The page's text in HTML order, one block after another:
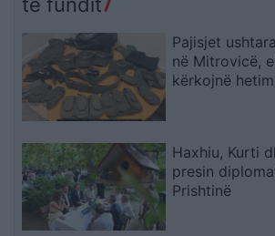
së vjetër
Pajisjet
në Mitrovicë,
kërkojnë
Haxhiu, Kurti
presin
Prishtinë